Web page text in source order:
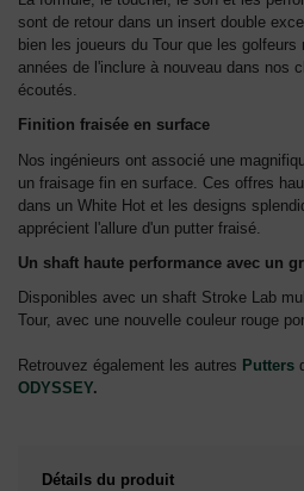
sont de retour dans un insert double
bien les joueurs du Tour que les
années de l'inclure à nouveau dans nos
écoutés.
Finition fraisée en surface
Nos ingénieurs ont associé une
un fraisage fin en surface. Ces offres
dans un White Hot et les designs
apprécient l'allure d'un putter fraisé.
Un shaft haute performance avec un
Disponibles avec un shaft Stroke Lab
Tour, avec une nouvelle couleur rouge
Retrouvez également les autres Putters
ODYSSEY.
Détails du produit